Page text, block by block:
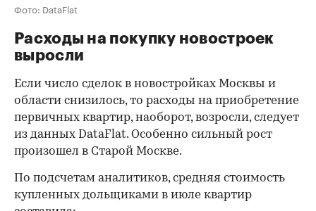
Фото: DataFlat
Расходы на покупку новостроек
выросли
Если число сделок в новостройках Москвы и
области снизилось, то расходы на приобретение
первичных квартир, наоборот, возросли, следует
из данных DataFlat. Особенно сильный рост
произошел в Старой Москве.
По подсчетам аналитиков, средняя стоимость
купленных дольщиками в июле квартир